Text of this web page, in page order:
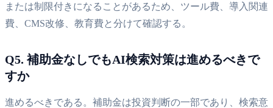
または制限付きになることがあるため、ツール費、導入関連
費、CMS改修、教育費と分けて確認する。
Q5. 補助金なしでもAI検索対策は進めるべきで
すか
進めるべきである。補助金は投資判断の一部であり、検索意